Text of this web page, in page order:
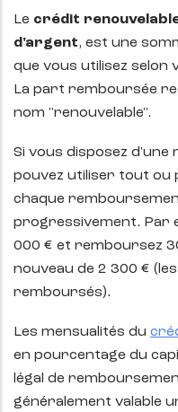
Le crédit
d'argent, est une
que vous utilisez selon
La part remboursée
nom "renouvelable".
Si vous disposez d'une
pouvez utiliser tout ou
chaque
progressivement. Par
000 € et remboursez
nouveau de 2 300 €
remboursés).
Les mensualités du
en pourcentage du
légal de
généralement valable